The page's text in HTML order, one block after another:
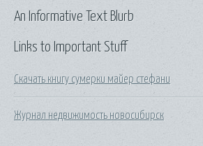
Links to Important Stuff
Скачать книгу сумерки майер стефани
Журнал недвижимость новосибирск
An Informative Text Blurb